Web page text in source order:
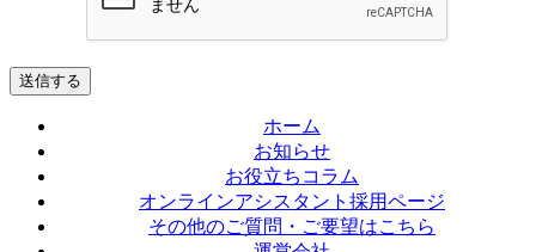
送信する
ホーム
お知らせ
お役立ちコラム
オンラインアシスタント採用ページ
その他のご質問・ご要望はこちら